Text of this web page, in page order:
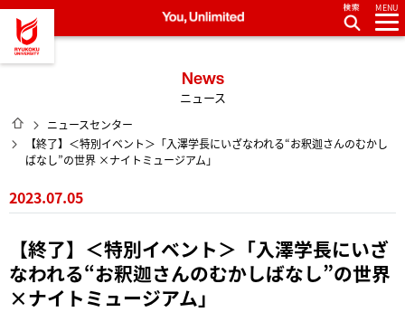
龍谷大学 You, Unlimited
MENU
News
ニュース
HOME
ニュースセンター
【終了】＜特別イベント＞「入澤学長にいざなわれる“お釈迦さんのむかし
ばなし”の世界 ×ナイトミュージアム」
2023.07.05
【終了】＜特別イベント＞「入澤学長にいざ
なわれる“お釈迦さんのむかしばなし”の世界
×ナイトミュージアム」